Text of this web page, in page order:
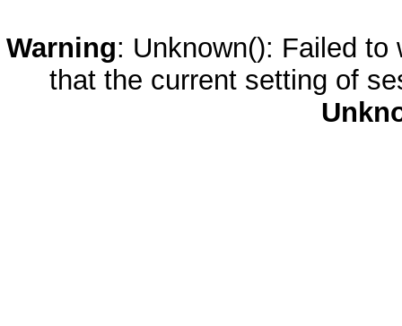
Warning: Unknown(): Failed
that the current setting of